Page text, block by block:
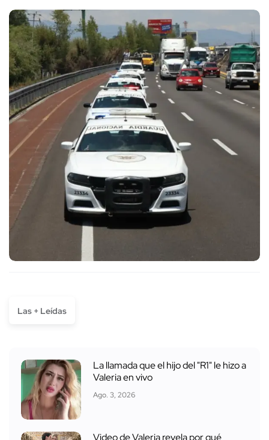
Las + Leídas
La llamada que el hijo del "R1" le hizo a
Valeria en vivo
Ago. 3, 2026
Video de Valeria revela por qué